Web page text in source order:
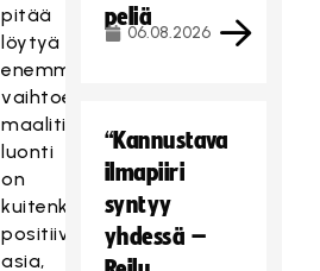
pitää
löytyä
enemmän
vaihtoehtoja,
maalitilanteiden
luonti
on
kuitenkin
positiivinen
asia,
peliä
06.08.2026
“Kannustava
ilmapiiri
syntyy
yhdessä –